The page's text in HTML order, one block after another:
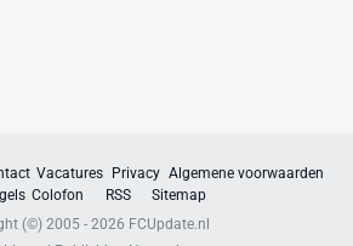
Vacatures Privacy Algemene voorwaarden
Colofon RSS
Sitemap
(©) 2005 - 2026 FCUpdate.nl